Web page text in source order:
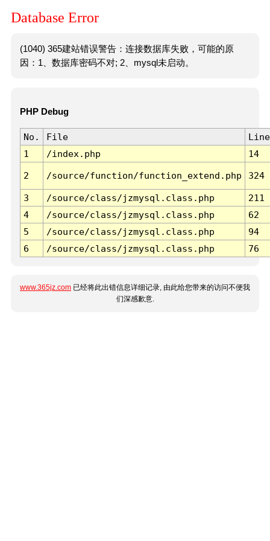
Database Error
(1040) 365建站错误警告：连接数据库失败，可能的原
因：1、数据库密码不对; 2、mysql未启动。
PHP Debug
No. File
Line
1
/index.php 14
2 /source/function/function_extend.php 324
3 /source/class/jzmysql.class.php
211
4
/source/class/jzmysql.class.php
62
5
/source/class/jzmysql.class.php
94
6
/source/class/jzmysql.class.php 76
www.365jz.com 已经将此出错信息详细记录, 由此给您带来的访问不便我
们深感歉意.